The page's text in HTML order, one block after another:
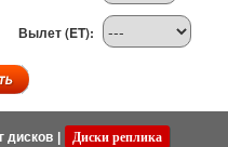
Вылет (ET):
дисков Диски реплика